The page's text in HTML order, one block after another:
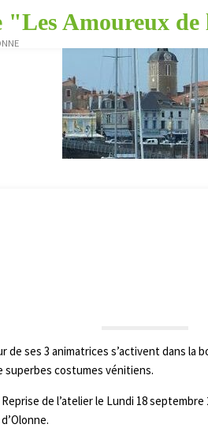
"Les Amoureux
ses 3 animatrices s’activent dans la
costumes vénitiens.
Reprise de l’atelier le Lundi 18
d’Olonne.